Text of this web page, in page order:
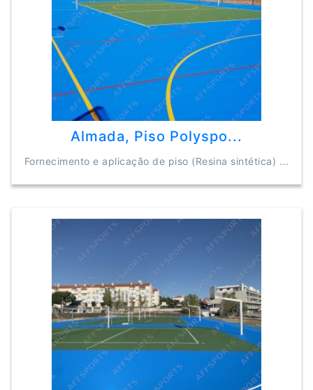
Almada, Piso Polyspo...
Fornecimento e aplicação de piso (Resina sintética) ...